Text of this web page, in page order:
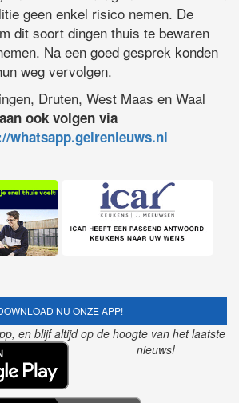
geen enkel risico nemen. De
dit soort dingen thuis te bewaren
Na een goed gesprek konden
weg vervolgen.
Druten, West Maas en Waal
ook volgen via
whatsapp.gelrenieuws.nl
NU ONZE APP!
en blijf altijd op de hoogte van het laatste
nieuws!